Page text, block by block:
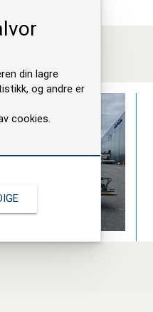
din lagre
og andre er
cookies.